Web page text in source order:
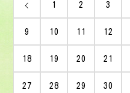
1 2 3
9 10 11 12
18 19 20 21
27 28 29 30